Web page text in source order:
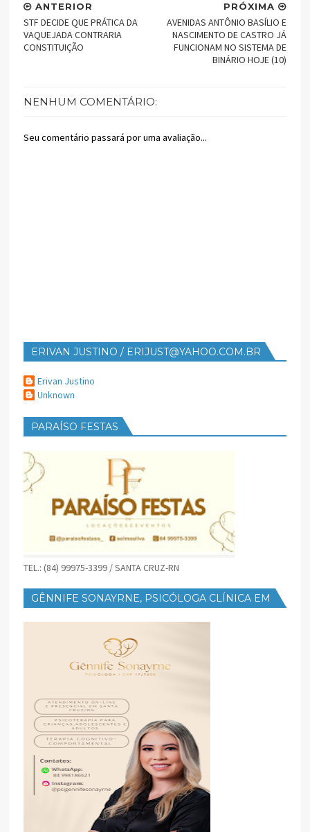
PRÓXIMA
AVENIDAS ANTÔNIO BASÍLIO E
NASCIMENTO DE CASTRO JÁ
FUNCIONAM NO SISTEMA DE
BINÁRIO HOJE (10)
ANTERIOR
STF DECIDE QUE PRÁTICA DA
VAQUEJADA CONTRARIA
CONSTITUIÇÃO
NENHUM COMENTÁRIO:
Seu comentário passará por uma avaliação...
ERIVAN JUSTINO / ERIJUST@YAHOO.COM.BR
Erivan Justino
Unknown
PARAÍSO FESTAS
TEL.: (84) 99975-3399 / SANTA CRUZ-RN
GÊNNIFE SONAYRNE, PSICÓLOGA CLÍNICA EM